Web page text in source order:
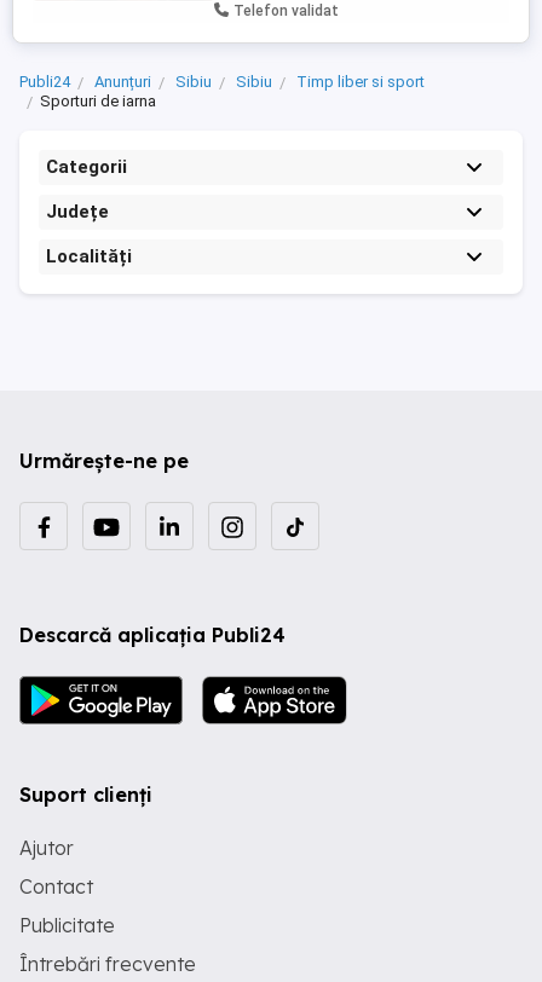
Telefon validat
Publi24 Anunțuri Sibiu Sibiu
Timp liber si sport
Sporturi de iarna
Categorii
Județe
Localități
Urmărește-ne pe
Descarcă aplicația Publi24
Suport clienți
Ajutor
Contact
Publicitate
Întrebări frecvente